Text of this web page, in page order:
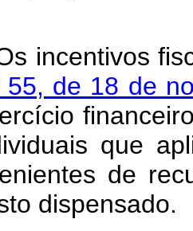
incentivos
55, de 18 de
que
de
dispensado.